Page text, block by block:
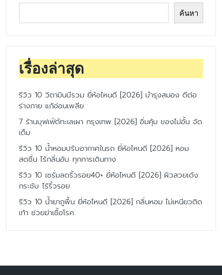
ค้นหา
เรื่องล่าสุด
รีวิว 10 วิตามินบีรวม ยี่ห้อไหนดี [2026] บำรุงสมอง ดีต่อ
ร่างกาย แก้อ่อนเพลีย
7 ร้านบุฟเฟ่ต์ทะเลเผา กรุงเทพ [2026] อิ่มคุ้ม ของไม่อั้น จัด
เต็ม
รีวิว 10 น้ำหอมปรับอากาศในรถ ยี่ห้อไหนดี [2026] หอม
สดชื่น ไร้กลิ่นอับ ทุกการเดินทาง
รีวิว 10 เซรั่มลดริ้วรอย40+ ยี่ห้อไหนดี [2026] ผิวสวยเด้ง
กระชับ ไร้ริ้วรอย
รีวิว 10 น้ำยาถูพื้น ยี่ห้อไหนดี [2026] กลิ่นหอม ไม่เหนียวติด
เท้า ช่วยฆ่าเชื้อโรค